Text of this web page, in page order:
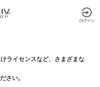
ライセンスなど、さまざまな
さい。